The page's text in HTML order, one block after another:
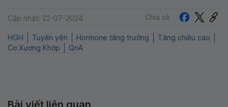
Cập nhật: 22-07-2024 Chia sẻ
HGH Tuyến yên Hormone tăng trưởng
Tăng chiều cao
Cơ Xương Khớp
QnA
Bài viết liên quan